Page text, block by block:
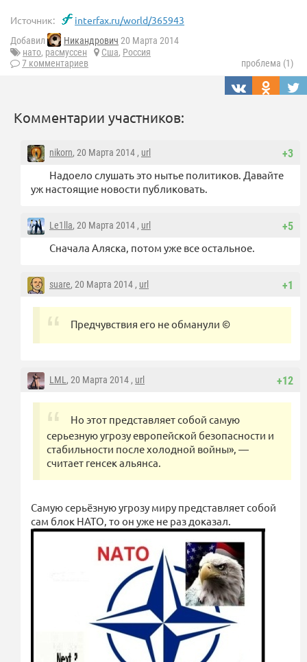
Источник: interfax.ru/world/365943
Добавил Никандрович 20 Марта 2014
нато, расмуссен Сша, Россия
7 комментариев
проблема (1)
Комментарии участников:
+3
nikorn, 20 Марта 2014 , url
Надоело слушать это нытье политиков. Давайте
уж настоящие новости публиковать.
+5
Le1lla, 20 Марта 2014 , url
Сначала Аляска, потом уже все остальное.
+1
suare, 20 Марта 2014 , url
Предчувствия его не обманули ©
+12
LML, 20 Марта 2014 , url
Но этот представляет собой самую
серьезную угрозу европейской безопасности и
стабильности после холодной войны», —
считает генсек альянса.
Самую серьёзную угрозу миру представляет собой
сам блок НАТО, то он уже не раз доказал.